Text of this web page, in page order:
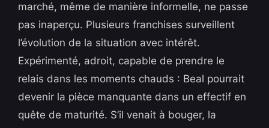
marché, même de manière informelle, ne passe
pas inaperçu. Plusieurs franchises surveillent
l’évolution de la situation avec intérêt.
Expérimenté, adroit, capable de prendre le
relais dans les moments chauds : Beal pourrait
devenir la pièce manquante dans un effectif en
quête de maturité. S’il venait à bouger, la